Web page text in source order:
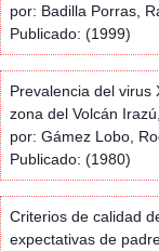
por: Badilla Porras,
Publicado: (1999)
Prevalencia del virus
zona del Volcán
por: Gámez Lobo,
Publicado: (1980)
Criterios de calidad
expectativas de